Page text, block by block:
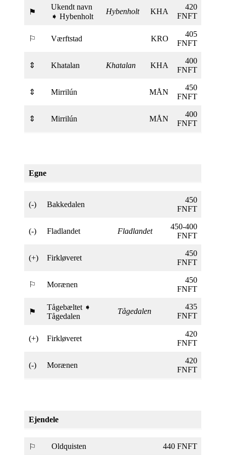
⚑
Ukendt navn
➧ Hybenholt
Hybenholt KHA
420
FNFT
⚐ Værftstad KRO
405
FNFT
⇕ Khatalan Khatalan KHA
400
FNFT
⇕ Mirrilún MÅN
450
FNFT
⇕ Mirrilún MÅN
400
FNFT
Egne
(-) Bakkedalen
450
FNFT
(-) Fladlandet Fladlandet
450-400
FNFT
(+) Firkløveret
450
FNFT
⚐ Morænen
450
FNFT
⚑
Tågebæltet ➧
Tågedalen
Tågedalen
435
FNFT
(+) Firkløveret
420
FNFT
(-) Morænen
420
FNFT
Ejendele
⚐ Oldquisten 440 FNFT